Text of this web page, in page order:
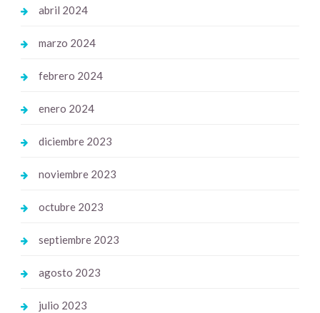
abril 2024
marzo 2024
febrero 2024
enero 2024
diciembre 2023
noviembre 2023
octubre 2023
septiembre 2023
agosto 2023
julio 2023